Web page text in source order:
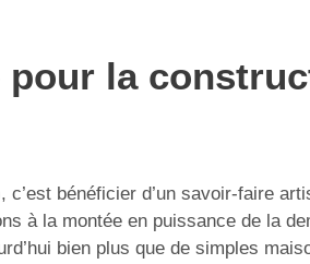
la
c’est bénéficier d’un savoir-faire
à la montée en puissance de la
bien plus que de simples